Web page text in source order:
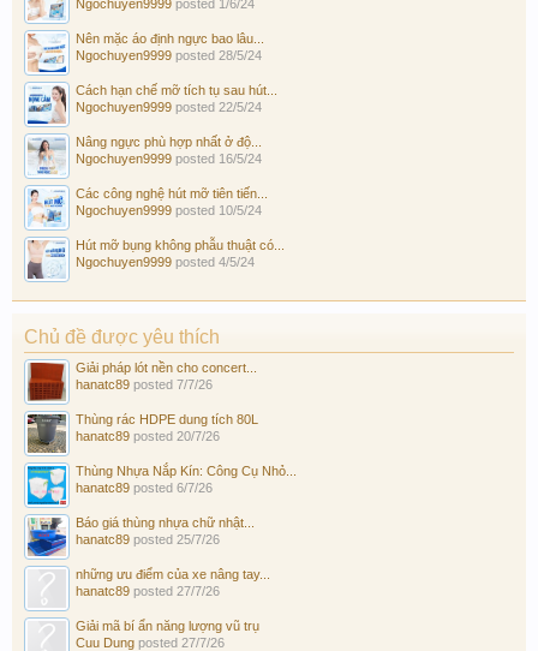
Ngochuyen9999 posted 1/6/24
Nên mặc áo định ngực bao lâu...
Ngochuyen9999 posted 28/5/24
Cách hạn chế mỡ tích tụ sau hút...
Ngochuyen9999 posted 22/5/24
Nâng ngực phù hợp nhất ở độ...
Ngochuyen9999 posted 16/5/24
Các công nghệ hút mỡ tiên tiến...
Ngochuyen9999 posted 10/5/24
Hút mỡ bụng không phẫu thuật có...
Ngochuyen9999 posted 4/5/24
Chủ đề được yêu thích
Giải pháp lót nền cho concert...
hanatc89 posted 7/7/26
Thùng rác HDPE dung tích 80L
hanatc89 posted 20/7/26
Thùng Nhựa Nắp Kín: Công Cụ Nhỏ...
hanatc89 posted 6/7/26
Báo giá thùng nhựa chữ nhật...
hanatc89 posted 25/7/26
những ưu điểm của xe nâng tay...
hanatc89 posted 27/7/26
Giải mã bí ẩn năng lượng vũ trụ
Cuu Dung posted 27/7/26